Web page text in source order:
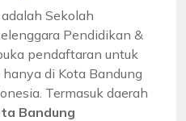
adalah Sekolah
Pendidikan &
pendaftaran untuk
di Kota Bandung
Termasuk daerah
Bandung